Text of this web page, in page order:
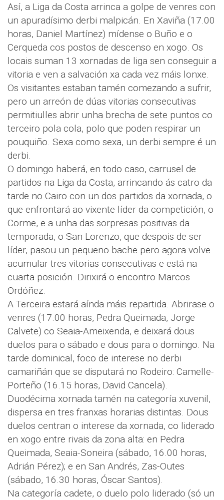
Así, a Liga da Costa arrinca a golpe de venres con
un apuradísimo derbi malpicán. En Xaviña (17.00
horas, Daniel Martínez) mídense o Buño e o
Cerqueda cos postos de descenso en xogo. Os
locais suman 13 xornadas de liga sen conseguir a
vitoria e ven a salvación xa cada vez máis lonxe.
Os visitantes estaban tamén comezando a sufrir,
pero un arreón de dúas vitorias consecutivas
permitiulles abrir unha brecha de sete puntos co
terceiro pola cola, polo que poden respirar un
pouquiño. Sexa como sexa, un derbi sempre é un
derbi.
O domingo haberá, en todo caso, carrusel de
partidos na Liga da Costa, arrincando ás catro da
tarde no Cairo con un dos partidos da xornada, o
que enfrontará ao vixente líder da competición, o
Corme, e a unha das sorpresas positivas da
temporada, o San Lorenzo, que despois de ser
líder, pasou un pequeno bache pero agora volve
acumular tres vitorias consecutivas e está na
cuarta posición. Dirixirá o encontro Marcos
Ordóñez.
A Terceira estará aínda máis repartida. Abrirase o
venres (17.00 horas, Pedra Queimada, Jorge
Calvete) co Seaia-Ameixenda, e deixará dous
duelos para o sábado e dous para o domingo. Na
tarde dominical, foco de interese no derbi
camariñán que se disputará no Rodeiro: Camelle-
Porteño (16.15 horas, David Cancela).
Duodécima xornada tamén na categoría xuvenil,
dispersa en tres franxas horarias distintas. Dous
duelos centran o interese da xornada, co liderado
en xogo entre rivais da zona alta: en Pedra
Queimada, Seaia-Soneira (sábado, 16.00 horas,
Adrián Pérez); e en San Andrés, Zas-Outes
(sábado, 16.30 horas, Óscar Santos).
Na categoría cadete, o duelo polo liderado (só un